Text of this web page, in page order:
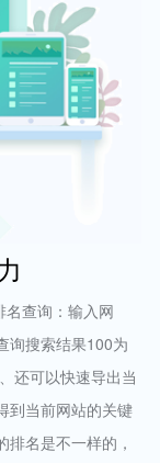
名查询：输入网
询搜索结果100为
还可以快速导出当
到当前网站的关键
名是不一样的，